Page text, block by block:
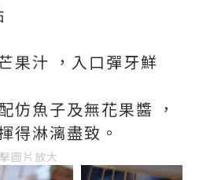
果汁 ，入口彈牙鮮
仿魚子及無花果醬 ，
得淋漓盡致。
圖片放大